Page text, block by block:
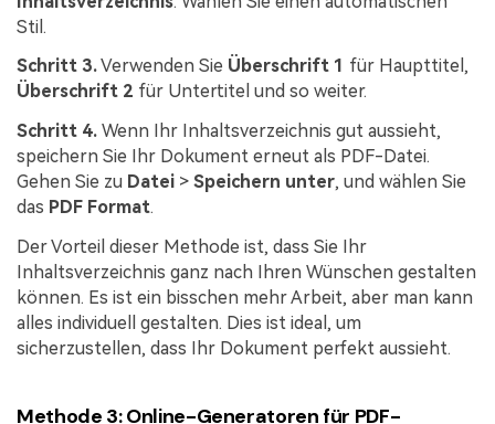
Stil.
Schritt 3.Verwenden Sie Überschrift 1 für Haupttitel,
Überschrift 2 für Untertitel und so weiter.
Schritt 4. Wenn Ihr Inhaltsverzeichnis gut aussieht,
speichern Sie Ihr Dokument erneut als PDF-Datei.
Gehen Sie zu Datei > Speichern unter, und wählen Sie
das PDF Format.
Der Vorteil dieser Methode ist, dass Sie Ihr
Inhaltsverzeichnis ganz nach Ihren Wünschen gestalten
können. Es ist ein bisschen mehr Arbeit, aber man kann
alles individuell gestalten. Dies ist ideal, um
sicherzustellen, dass Ihr Dokument perfekt aussieht.
Methode 3: Online-Generatoren für PDF-